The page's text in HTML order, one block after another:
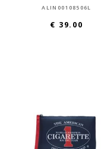
ALIN00108506L
€ 39.00